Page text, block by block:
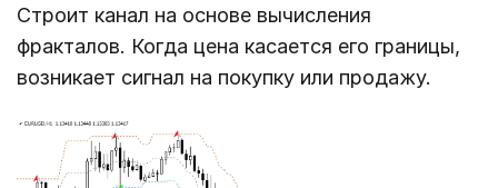
Строит канал на основе вычисления
фракталов. Когда цена касается его границы,
возникает сигнал на покупку или продажу.